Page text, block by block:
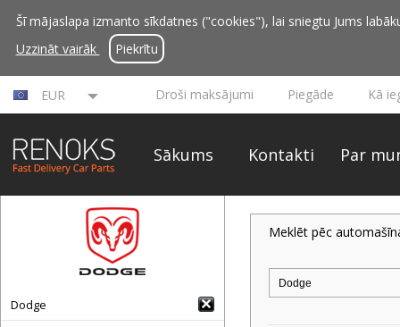
Šī mājaslapa izmanto sīkdatnes ("cookies"), lai sniegtu Jums
Uzzināt vairāk
Piekrītu
EUR Droši maksājumi Piegāde Kā
Sākums Kontakti Par
Dodge
Meklēt pēc